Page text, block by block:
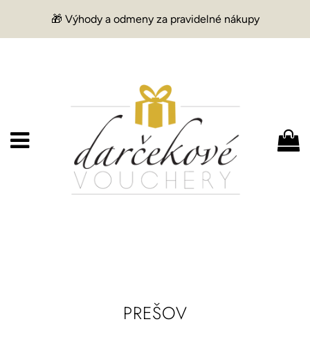
🎁 Výhody a odmeny za pravidelné nákupy
Menu
PREŠOV